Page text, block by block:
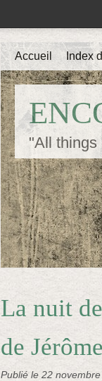
"All things
Accueil Index
La nuit
de
Publié le 22 novembre